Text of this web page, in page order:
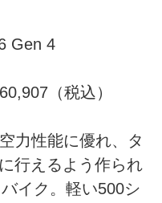
Gen 4
（税込）
力性能に優れ、タ
行えるよう作られ
イク。軽い500シ